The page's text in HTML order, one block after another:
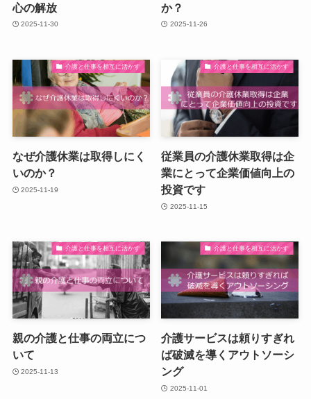
心の解放
2025-11-30
か？
2025-11-26
介護と仕事を相互に活かす
なぜ介護休業は取得しにく
いのか？
2025-11-19
介護と仕事を相互に活かす
従業員の介護休業取得は企
業にとって企業価値向上の
投資です
2025-11-15
介護と仕事を相互に活かす
親の介護と仕事の両立につ
いて
2025-11-13
介護と仕事を相互に活かす
介護サービスは頼りすぎれ
ば破滅を導くアウトソーシ
ング
2025-11-01